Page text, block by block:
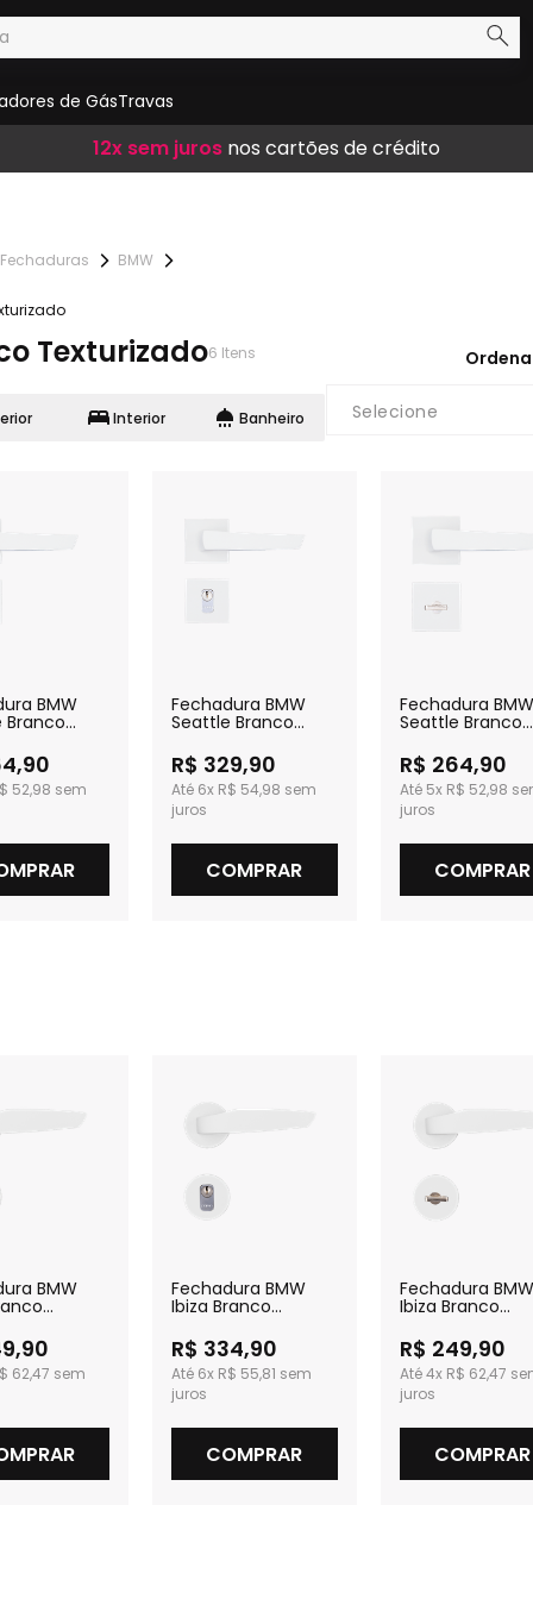
de GásTravas
Frete Grátisem compras acima de R$ 300,00
12x sem juros nos cartões de crédito
10% de descontono boleto
Fechaduras BMW
Texturizado6 Itens
Interior Banheiro Selecione
BMW
Branco
52,98
Fechadura BMW
Seattle Branco
R$ 329,90
6x R$ 54,98
COMPRAR
Fechadura BMW
Seattle Branco
Banheiro
R$ 264,90
5x R$ 52,98
COMPRAR
BMW
62,47
Fechadura BMW
Ibiza Branco
R$ 334,90
6x R$ 55,81
COMPRAR
Fechadura BMW
Ibiza Branco
Banheiro
R$ 249,90
4x R$ 62,47
COMPRAR